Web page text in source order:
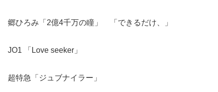
郷ひろみ「2億4千万の瞳」 「できるだけ、」
JO1 「Love seeker」
超特急「ジュブナイラー」